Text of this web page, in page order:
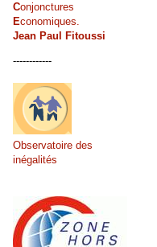
Conjonctures
Economiques.
Jean Paul Fitoussi
------------
Observatoire des
inégalités